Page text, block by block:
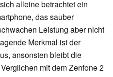
alleine betrachtet ein
das sauber
Leistung aber nicht
Merkmal ist der
ansonsten bleibt die
mit dem Zenfone 2